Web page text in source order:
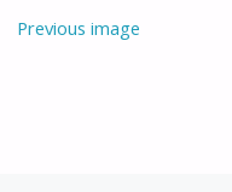
Previous image